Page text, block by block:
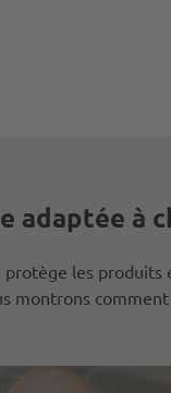
adaptée à
protège les
montrons